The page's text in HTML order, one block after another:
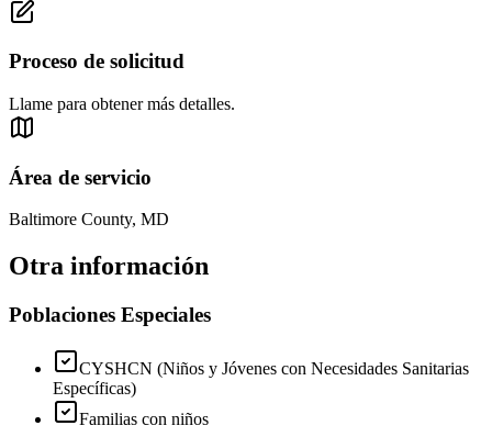
Proceso de solicitud
Llame para obtener más detalles.
Área de servicio
Baltimore County, MD
Otra información
Poblaciones Especiales
CYSHCN (Niños y Jóvenes con Necesidades Sanitarias
Específicas)
Familias con niños